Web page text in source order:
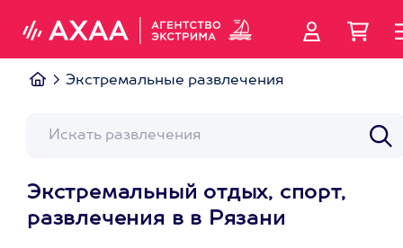
Экстремальные развлечения
Экстремальный отдых, спорт,
развлечения в в Рязани